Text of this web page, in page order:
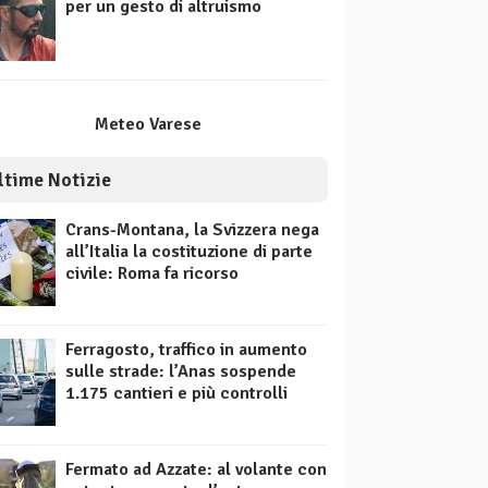
per un gesto di altruismo
Meteo Varese
Notizie
Crans-Montana, la Svizzera nega
all’Italia la costituzione di parte
civile: Roma fa ricorso
Ferragosto, traffico in aumento
sulle strade: l’Anas sospende
1.175 cantieri e più controlli
Fermato ad Azzate: al volante con